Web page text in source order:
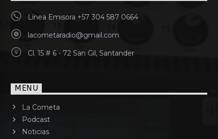
Línea Emisora +57 304 587 0664
lacometaradio@gmail.com
Cl. 15 # 6 - 72 San Gil, Santander
MENU
La Cometa
Podcast
Noticias